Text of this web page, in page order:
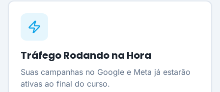
Tráfego Rodando na Hora
Suas campanhas no Google e Meta já estarão
ativas ao final do curso.